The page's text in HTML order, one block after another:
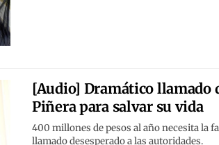
[Audio] Dramático llamado
Piñera para salvar su vida
400 millones de pesos al año necesita la
llamado desesperado a las autoridades.